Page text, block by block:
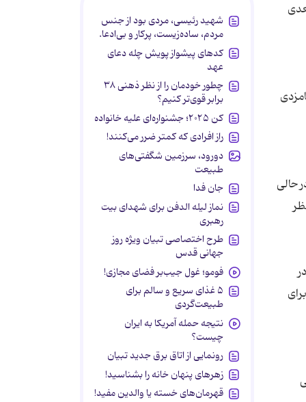
حالی
شهید رئیسی، مردی بود از جنس
مردم، ساده‌زیست، پرکار و بی‌ادعا.
کدهای پیشواز پویش چله دعای
عهد
چطور خودمان را از نظر ذهنی ۳۸
برابر قوی‌تر کنیم؟
کن ۲۰۲۵؛ جشنواره‌ای علیه خانواده
راز افرادی که کمتر ضرر می‌کنند!
دورود، سرزمین شگفتی‌های
طبیعت
جان فدا
نماز لیله الدفن برای شهدای بیت
رهبری
طرح اختصاصی تبیان ویژه روز
جهانی قدس
فومو؛ غول جیب‌بر فضای مجازی!
۵ غذای سریع و سالم برای
طبیعت‌گردی
نتیجه حمله آمریکا به ایران
چیست؟
رونمایی از اتاق برق جدید تبیان
زهرهای پنهان خانه را بشناسید!
قهرمان‌های خسته یا والدین مفید!